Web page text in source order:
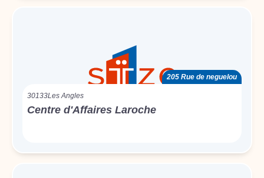
205 Rue de neguelou
30133Les Angles
Centre d'Affaires Laroche